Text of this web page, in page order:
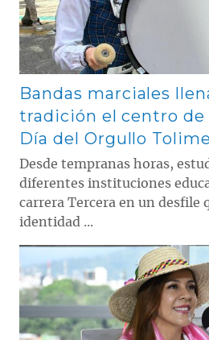
Bandas marciales
tradición el centro de
Día del Orgullo
Desde tempranas horas,
diferentes instituciones
carrera Tercera en un desfile
identidad ...
Contenido multimedia principal